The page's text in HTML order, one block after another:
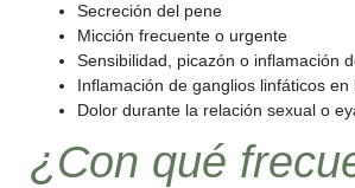
Secreción del pene
Micción frecuente o urgente
Sensibilidad, picazón o inflamación
Inflamación de ganglios linfáticos
Dolor durante la relación sexual o
¿Con qué